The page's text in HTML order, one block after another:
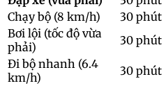
Chạy bộ (8 km/h)
30 phút
Bơi lội (tốc độ vừa
phải)
30 phút
Đi bộ nhanh (6.4
km/h)
30 phút